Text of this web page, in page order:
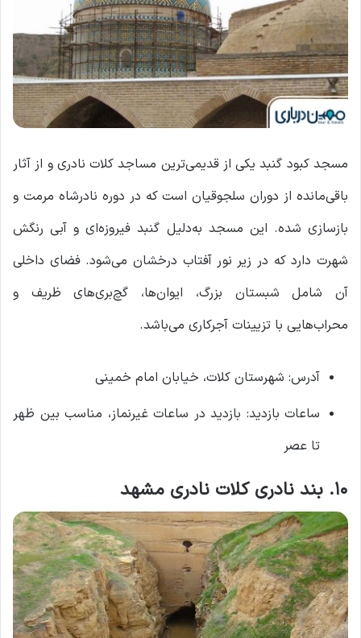
مسجد کبود گنبد یکی از قدیمی‌ترین مساجد کلات نادری و از آثار
باقی‌مانده از دوران سلجوقیان است که در دوره نادرشاه مرمت و
بازسازی شده. این مسجد به‌دلیل گنبد فیروزه‌ای و آبی‌ رنگش
شهرت دارد که در زیر نور آفتاب درخشان می‌شود. فضای داخلی
آن شامل شبستان بزرگ، ایوان‌ها، گچ‌بری‌های ظریف و
محراب‌هایی با تزیینات آجرکاری می‌باشد.
آدرس: شهرستان کلات، خیابان امام خمینی
ساعات بازدید: بازدید در ساعات غیرنماز، مناسب بین ظهر
تا عصر
۱۰. بند نادری کلات نادری مشهد